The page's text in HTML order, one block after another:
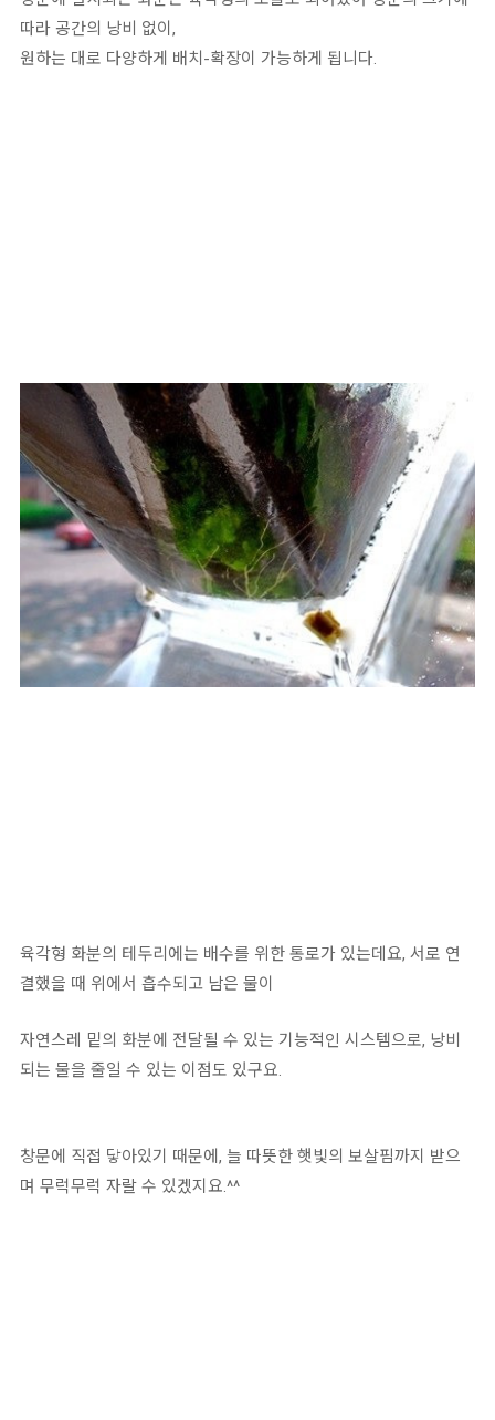
따라 공간의 낭비 없이,
원하는 대로 다양하게 배치-확장이 가능하게 됩니다.
육각형 화분의 테두리에는 배수를 위한 통로가 있는데요, 서로 연
결했을 때 위에서 흡수되고 남은 물이
자연스레 밑의 화분에 전달될 수 있는 기능적인 시스템으로, 낭비
되는 물을 줄일 수 있는 이점도 있구요.
창문에 직접 닿아있기 때문에, 늘 따뜻한 햇빛의 보살핌까지 받으
며 무럭무럭 자랄 수 있겠지요.^^